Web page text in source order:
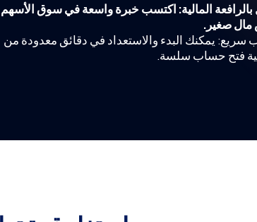
بالرافعة المالية: اكتسب خبرة واسعة في سوق الأسهم
مال صغير.
سريع: يمكنك البدء والاستعداد في دقائق معدودة من
فتح حساب سلسة.